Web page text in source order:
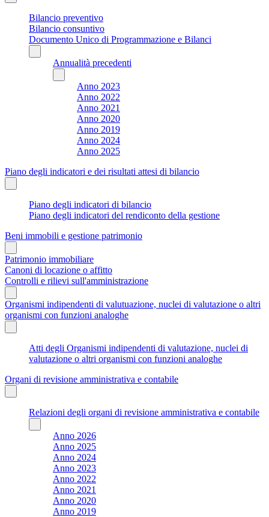
Bilancio preventivo
Bilancio consuntivo
Documento Unico di Programmazione e Bilanci
Annualità precedenti
Anno 2023
Anno 2022
Anno 2021
Anno 2020
Anno 2019
Anno 2024
Anno 2025
Piano degli indicatori e dei risultati attesi di bilancio
Piano degli indicatori di bilancio
Piano degli indicatori del rendiconto della gestione
Beni immobili e gestione patrimonio
Patrimonio immobiliare
Canoni di locazione o affitto
Controlli e rilievi sull'amministrazione
Organismi indipendenti di valutuazione, nuclei di valutazione o altri
organismi con funzioni analoghe
Atti degli Organismi indipendenti di valutazione, nuclei di
valutazione o altri organismi con funzioni analoghe
Organi di revisione amministrativa e contabile
Relazioni degli organi di revisione amministrativa e contabile
Anno 2026
Anno 2025
Anno 2024
Anno 2023
Anno 2022
Anno 2021
Anno 2020
Anno 2019